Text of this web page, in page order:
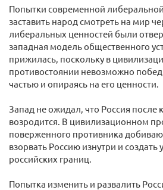
Попытки современной
заставить народ смотреть на мир
либеральных ценностей были
западная модель общественного
прижилась, поскольку в
противостоянии невозможно
частью и опираясь на его ценности.
Запад не ожидал, что Россия после
возродится. В цивилизационном
поверженного противника
взорвать Россию изнутри и
российских границ.
Попытка изменить и развалить